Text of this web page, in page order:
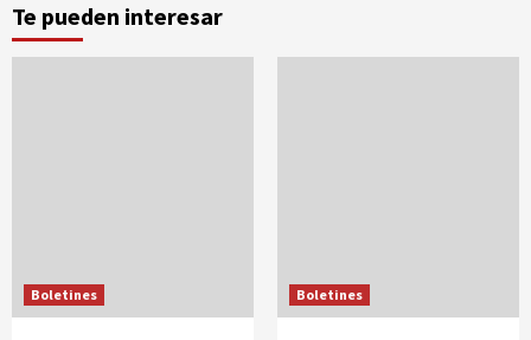
Te pueden interesar
Boletines Boletines